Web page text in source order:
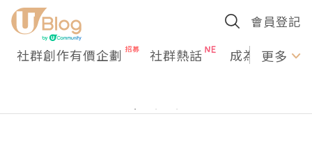
會員登記
社群創作有價企劃 社群熱話 成為U更多